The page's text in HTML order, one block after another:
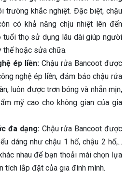
trường khắc nghiệt. Đặc biệt, chậu
có khả năng chịu nhiệt lên đến
tuổi thọ sử dụng lâu dài giúp người
thế hoặc sửa chữa.
ép liền: Chậu rửa Bancoot được
nghệ ép liền, đảm bảo chậu rửa
luôn được trơn bóng và nhẵn mịn,
mỹ cao cho không gian của gia
đa dạng:Chậu rửa Bancoot được
dáng như chậu 1 hố, chậu 2 hố,...
nhau để bạn thoải mái chọn lựa
tích lắp đặt của gia đình mình.